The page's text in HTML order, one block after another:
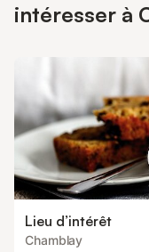
intéresser à
Lieu d’intérêt
Chamblay